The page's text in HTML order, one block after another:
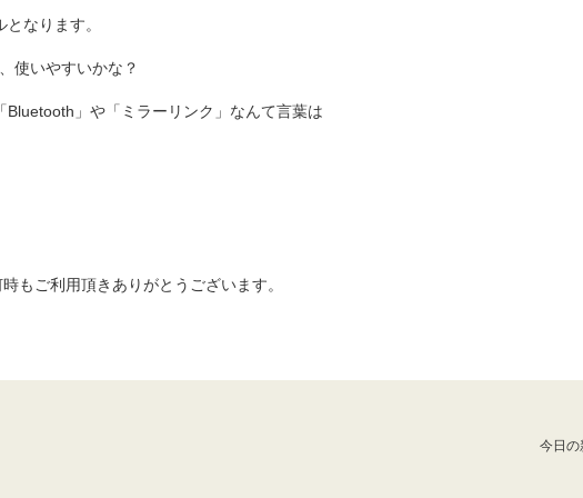
なります。
使いやすいかな？
」や「ミラーリンク」なんて言葉は
もご利用頂きありがとうございます。
今日の